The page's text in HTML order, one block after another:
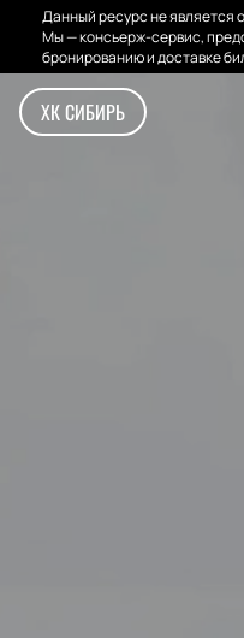
Данный ресурс не является
Мы — консьерж-сервис,
бронированию и доставке
ХК СИБИРЬ